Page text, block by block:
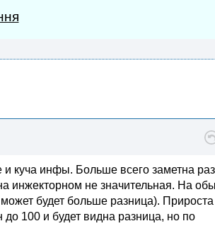
и куча инфы. Больше всего заметна
инжекторном не значительная. На
будет больше разница). Прироста
100 и будет видна разница, но по